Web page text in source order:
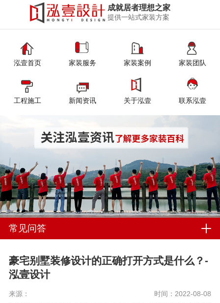
成就居者理想之家
提供一站式家装方案
泓壹首页 家装服务 家装案例 家装团队
工程施工 新闻资讯 关于泓壹 联系泓壹
常见问答
豪宅别墅装修设计的正确打开方式是什么？-
泓壹设计
来源： 时间：2022-08-08